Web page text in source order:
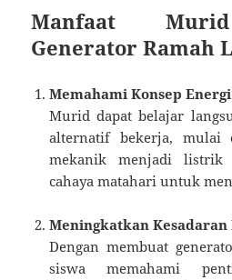
Manfaat
Generator Ramah
Memahami Konsep
Murid dapat belajar
alternatif bekerja, mulai
mekanik menjadi listrik
cahaya matahari untuk
Meningkatkan
Dengan membuat
siswa memahami